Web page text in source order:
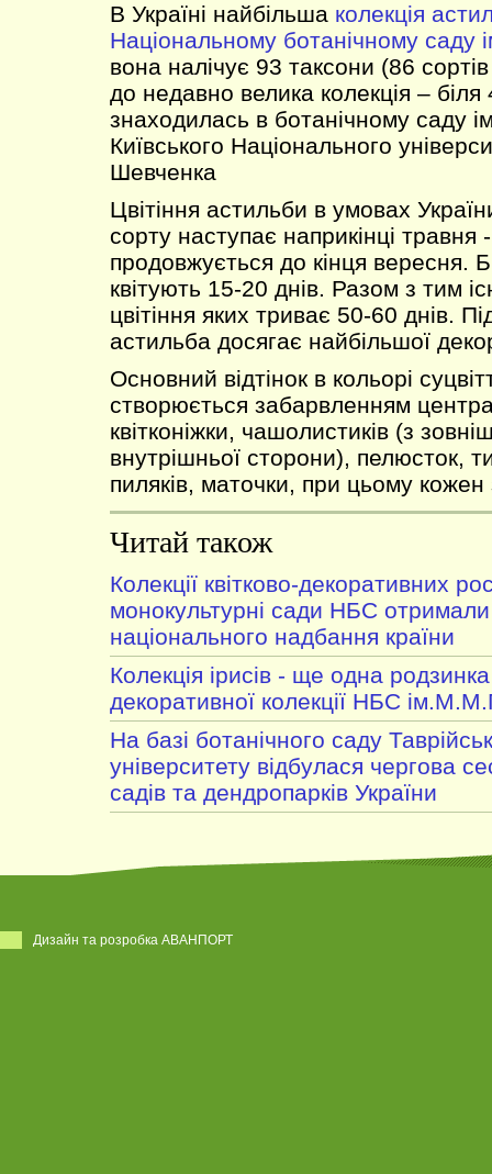
В Україні найбільша колекція
Національному ботанічному
вона налічує 93 таксони (86
до недавно велика колекція – біля
знаходилась в ботанічному саду
Київського Національного
Шевченка
Цвітіння астильби в умовах
сорту наступає наприкінці травня
продовжується до кінця вересня.
квітують 15-20 днів. Разом з тим
цвітіння яких триває 50-60 днів.
астильба досягає найбільшої
Основний відтінок в кольорі
створюється забарвленням
квітконіжки, чашолистиків (з
внутрішньої сторони), пелюсток,
пиляків, маточки, при цьому кожен
Читай також
Колекції квітково-декоративних
монокультурні сади НБС отримали
національного надбання країни
Колекція ірисів - ще одна родзинка
декоративної колекції НБС
На базі ботанічного саду
університету відбулася чергова
садів та дендропарків України
Дизайн та розробка АВАНПОРТ